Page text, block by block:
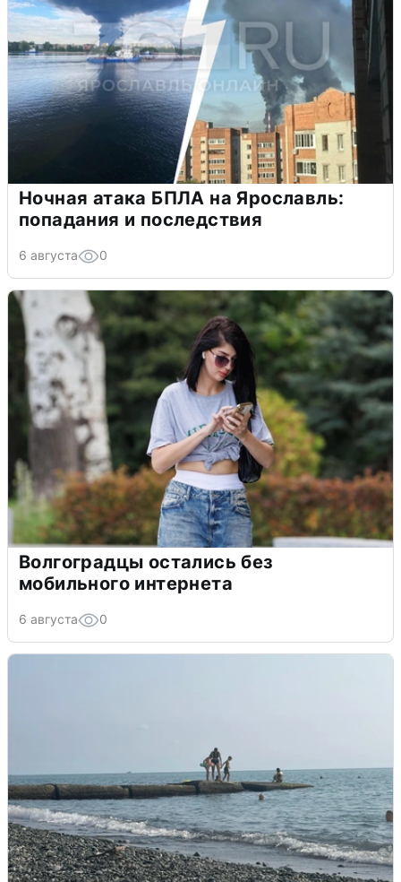
Ночная атака БПЛА на Ярославль:
попадания и последствия
6 августа 0
Волгоградцы остались без
мобильного интернета
6 августа 0